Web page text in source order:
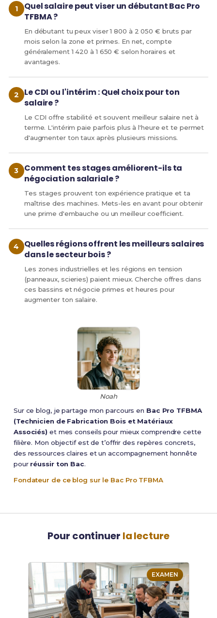
Quel salaire peut viser un débutant Bac Pro
TFBMA ?
En débutant tu peux viser 1 800 à 2 050 € bruts par
mois selon la zone et primes. En net, compte
généralement 1 420 à 1 650 € selon horaires et
avantages.
Le CDI ou l'intérim : Quel choix pour ton
salaire ?
Le CDI offre stabilité et souvent meilleur salaire net à
terme. L'intérim paie parfois plus à l'heure et te permet
d'augmenter ton taux après plusieurs missions.
Comment tes stages améliorent-ils ta
négociation salariale ?
Tes stages prouvent ton expérience pratique et ta
maîtrise des machines. Mets-les en avant pour obtenir
une prime d'embauche ou un meilleur coefficient.
Quelles régions offrent les meilleurs salaires
dans le secteur bois ?
Les zones industrielles et les régions en tension
(panneaux, scieries) paient mieux. Cherche offres dans
ces bassins et négocie primes et heures pour
augmenter ton salaire.
Noah
Sur ce blog, je partage mon parcours en Bac Pro TFBMA
(Technicien de Fabrication Bois et Matériaux
Associés) et mes conseils pour mieux comprendre cette
filière. Mon objectif est de t’offrir des repères concrets,
des ressources claires et un accompagnement honnête
pour réussir ton Bac.
Fondateur de ce blog sur le Bac Pro TFBMA
Pour continuer la lecture
EXAMEN